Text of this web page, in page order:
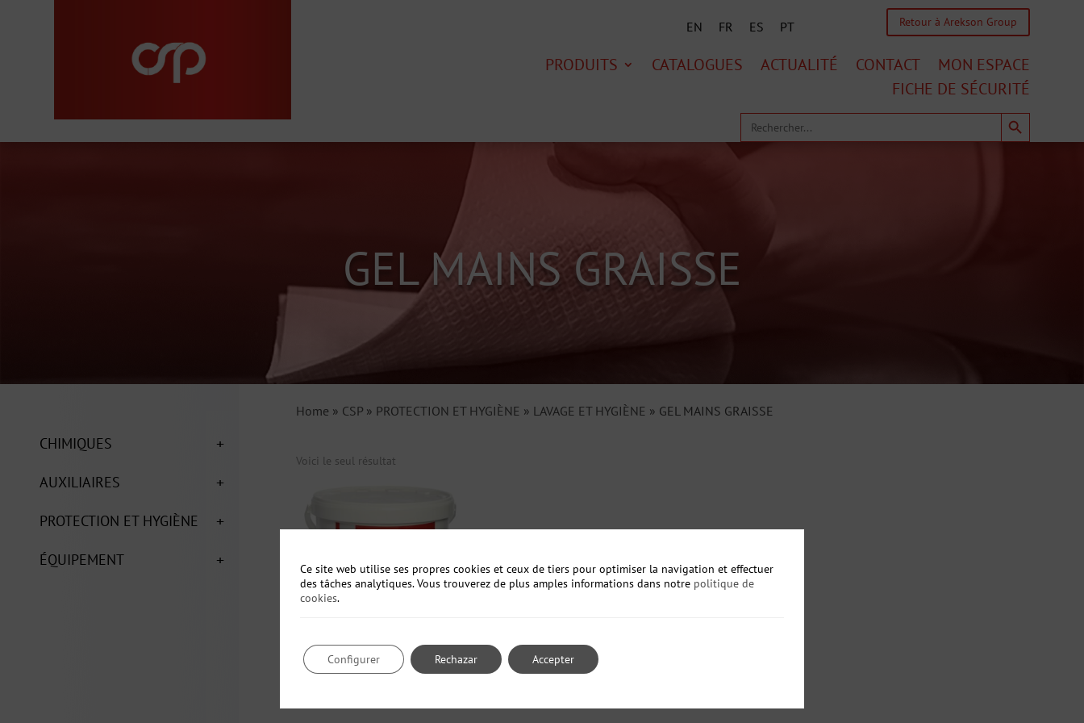
EN FR ES PT Retour à Arekson Group
PRODUITS CATALOGUES ACTUALITÉ CONTACT
MON ESPACE
FICHE DE SÉCURITÉ
Search
for:
Search Button
GEL MAINS GRAISSE
+
CHIMIQUES
+
AUXILIAIRES
+
PROTECTION ET HYGIÈNE
+
ÉQUIPEMENT
Home » CSP » PROTECTION ET HYGIÈNE » LAVAGE ET HYGIÈNE » GEL MAINS GRAISSE
Voici le seul résultat
MECHANIC’S HAND CLEANER
Ce site web utilise ses propres cookies et ceux de tiers pour optimiser la navigation et effectuer
des tâches analytiques. Vous trouverez de plus amples informations dans notre politique de
cookies.
Accepter
Rechazar
Configurer